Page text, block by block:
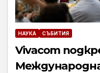
НАУКА СЪБИТИЯ
Vivacom